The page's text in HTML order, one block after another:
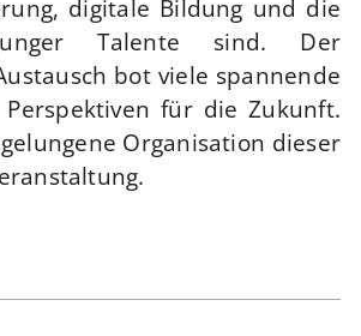
digitale Bildung und die
Talente sind. Der
bot viele spannende
für die Zukunft.
Organisation dieser